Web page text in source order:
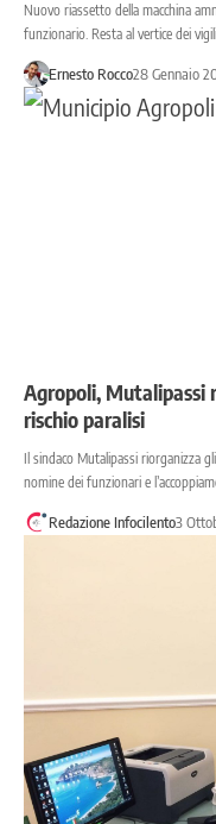
Nuovo riassetto della macchina
funzionario. Resta al vertice dei vigili
Ernesto Rocco28 Gennaio
Agropoli, Mutalipassi
rischio paralisi
Il sindaco Mutalipassi riorganizza
nomine dei funzionari e
Redazione Infocilento3